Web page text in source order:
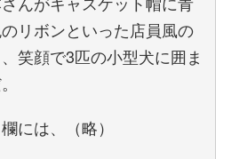
リボンといった店員風の
笑顔で3匹の小型犬に囲ま
には、（略）